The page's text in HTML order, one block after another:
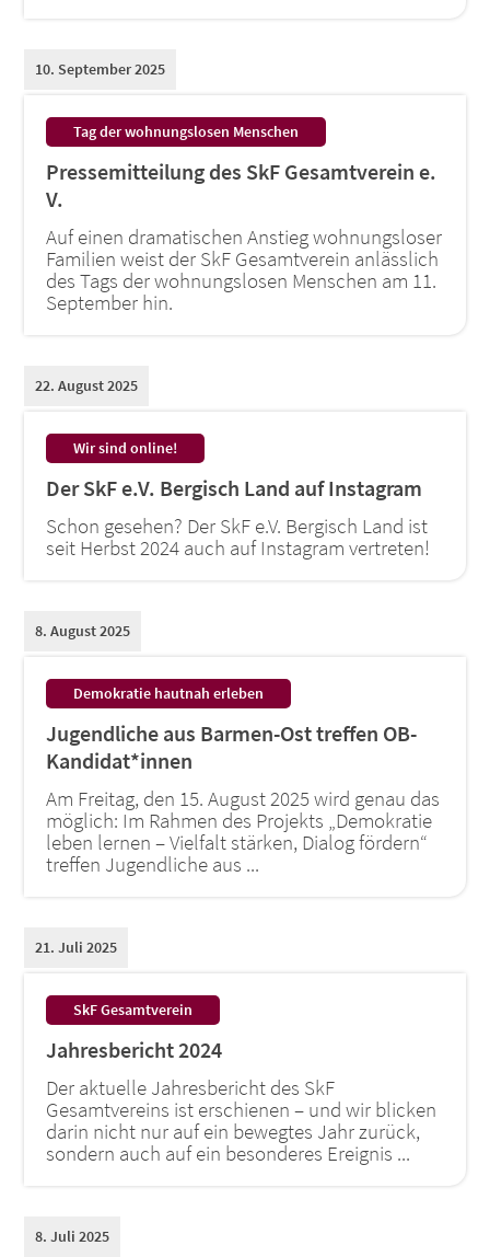
Tag der wohnungslosen Menschen:
Pressemitteilung des SkF Gesamtverein e.
V.
10. September 2025
Auf einen dramatischen Anstieg wohnungsloser
Familien weist der SkF Gesamtverein anlässlich
des Tags der wohnungslosen Menschen am 11.
September hin.
Wir sind online!:
Der SkF e.V. Bergisch Land auf Instagram
22. August 2025
Schon gesehen? Der SkF e.V. Bergisch Land ist
seit Herbst 2024 auch auf Instagram vertreten!
Demokratie hautnah erleben:
Jugendliche aus Barmen-Ost treffen OB-
Kandidat*innen
8. August 2025
Am Freitag, den 15. August 2025 wird genau das
möglich: Im Rahmen des Projekts „Demokratie
leben lernen – Vielfalt stärken, Dialog fördern“
treffen Jugendliche aus ...
SkF Gesamtverein:
Jahresbericht 2024
21. Juli 2025
Der aktuelle Jahresbericht des SkF
Gesamtvereins ist erschienen – und wir blicken
darin nicht nur auf ein bewegtes Jahr zurück,
sondern auch auf ein besonderes Ereignis ...
8. Juli 2025